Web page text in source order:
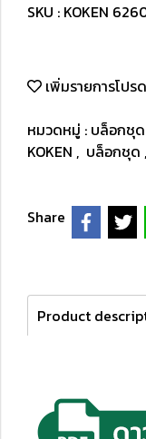
SKU : KOKEN
เพิ่มรายการโปรด
หมวดหมู่ : บล็อกชุด
KOKEN , บล็อกชุด ,
Share
Product